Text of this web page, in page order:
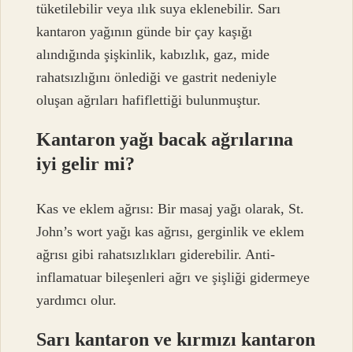
tüketilebilir veya ılık suya eklenebilir. Sarı
kantaron yağının günde bir çay kaşığı
alındığında şişkinlik, kabızlık, gaz, mide
rahatsızlığını önlediği ve gastrit nedeniyle
oluşan ağrıları hafiflettiği bulunmuştur.
Kantaron yağı bacak ağrılarına
iyi gelir mi?
Kas ve eklem ağrısı: Bir masaj yağı olarak, St.
John’s wort yağı kas ağrısı, gerginlik ve eklem
ağrısı gibi rahatsızlıkları giderebilir. Anti-
inflamatuar bileşenleri ağrı ve şişliği gidermeye
yardımcı olur.
Sarı kantaron ve kırmızı kantaron